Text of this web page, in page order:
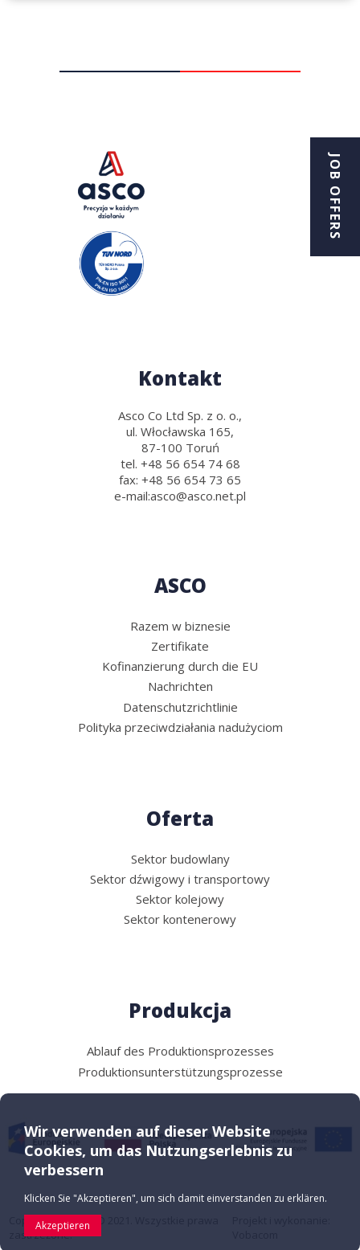
JOB OFFERS
Kontakt
Asco Co Ltd Sp. z o. o.,
ul. Włocławska 165,
87-100 Toruń
tel. +48 56 654 74 68
fax: +48 56 654 73 65
e-mail:asco@asco.net.pl
ASCO
Razem w biznesie
Zertifikate
Kofinanzierung durch die EU
Nachrichten
Datenschutzrichtlinie
Polityka przeciwdziałania nadużyciom
Oferta
Sektor budowlany
Sektor dźwigowy i transportowy
Sektor kolejowy
Sektor kontenerowy
Produkcja
Ablauf des Produktionsprozesses
Produktionsunterstützungsprozesse
Copyright ASCO LTD 2021. Wszystkie prawa
zastrzeżone.
Wir verwenden auf dieser Website
Cookies, um das Nutzungserlebnis zu
verbessern
Klicken Sie "Akzeptieren", um sich damit einverstanden zu erklären.
Akzeptieren